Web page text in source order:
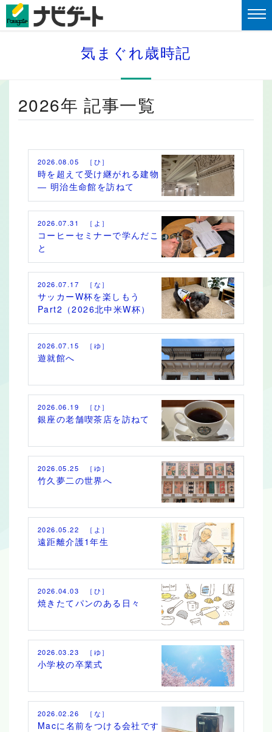
気まぐれ歳時記
2026年 記事一覧
2026.08.05 ［ひ］
時を超えて受け継がれる建物
― 明治生命館を訪ねて
2026.07.31 ［よ］
コーヒーセミナーで学んだこ
と
2026.07.17 ［な］
サッカーW杯を楽しもう
Part2（2026北中米W杯）
2026.07.15 ［ゆ］
遊就館へ
2026.06.19 ［ひ］
銀座の老舗喫茶店を訪ねて
2026.05.25 ［ゆ］
竹久夢二の世界へ
2026.05.22 ［よ］
遠距離介護1年生
2026.04.03 ［ひ］
焼きたてパンのある日々
2026.03.23 ［ゆ］
小学校の卒業式
2026.02.26 ［な］
Macに名前をつける会社です